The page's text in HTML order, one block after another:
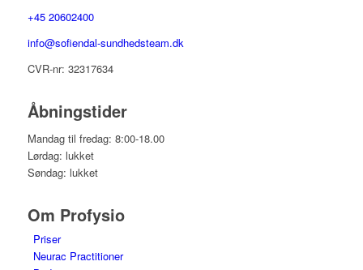
+45 20602400
info@sofiendal-sundhedsteam.dk
CVR-nr: 32317634
Åbningstider
Mandag til fredag: 8:00-18.00
Lørdag: lukket
Søndag: lukket
Om Profysio
Priser
Neurac Practitioner